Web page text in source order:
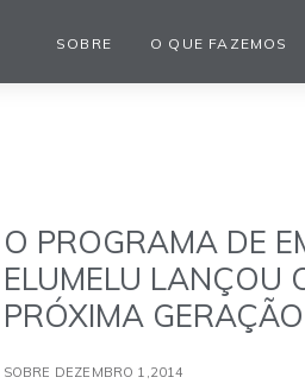
SOBRE O QUE FAZEMOS
O PROGRAMA DE
ELUMELU LANÇOU
PRÓXIMA
SOBRE DEZEMBRO 1,2014